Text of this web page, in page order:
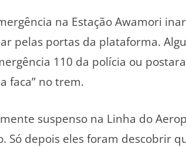
na Estação Awamori
pelas portas da plataforma.
110 da polícia ou
faca” no trem.
suspenso na Linha do
Só depois eles foram descobrir